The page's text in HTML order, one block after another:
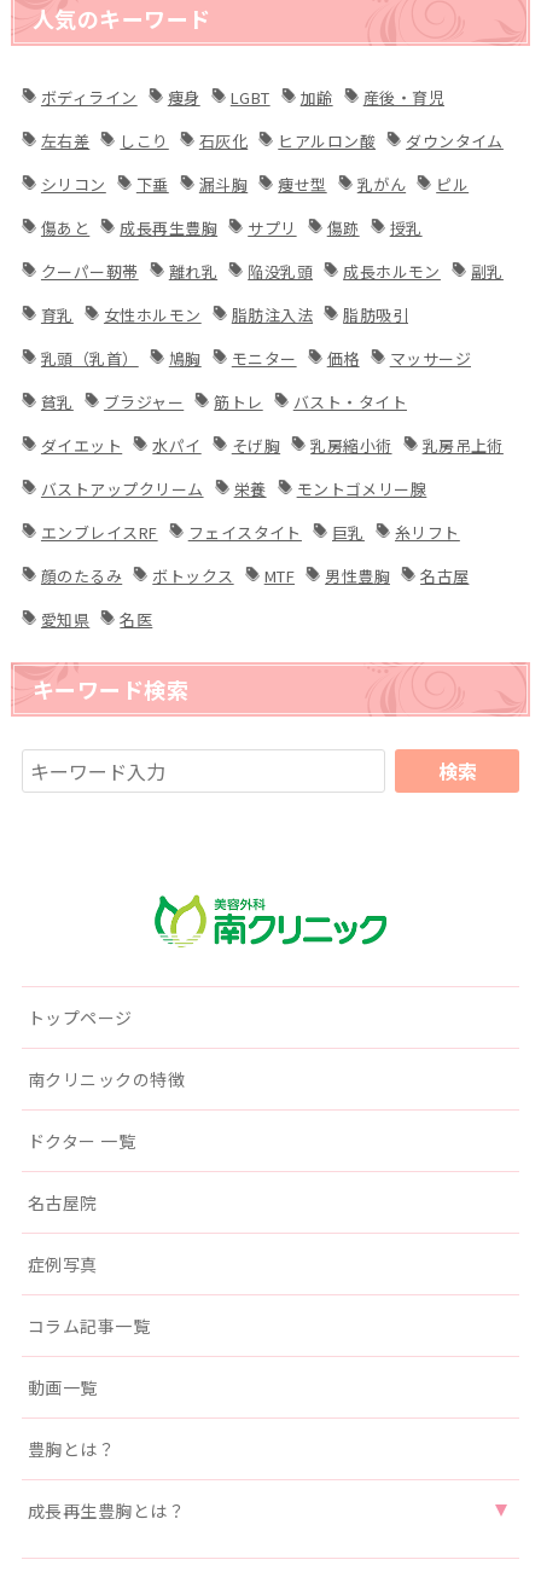
人気のキーワード
ボディライン 痩身 LGBT 加齢
産後・育児
左右差
しこり 石灰化 ヒアルロン酸
ダウンタイム
シリコン
下垂 漏斗胸 痩せ型 乳がん
ピル
傷あと
成長再生豊胸 サプリ 傷跡
授乳
クーパー靭帯
離れ乳 陥没乳頭 成長ホルモン
副乳
育乳
女性ホルモン 脂肪注入法
脂肪吸引
乳頭（乳首）
鳩胸 モニター 価格
マッサージ
貧乳
ブラジャー 筋トレ
バスト・タイト
ダイエット
水パイ そげ胸 乳房縮小術
乳房吊上術
バストアップクリーム
栄養
モントゴメリー腺
エンブレイスRF
フェイスタイト 巨乳
糸リフト
顔のたるみ
ボトックス MTF 男性豊胸
名古屋
愛知県
名医
キーワード検索
トップページ
南クリニックの特徴
ドクター 一覧
名古屋院
症例写真
コラム記事一覧
動画一覧
豊胸とは？
成長再生豊胸とは？